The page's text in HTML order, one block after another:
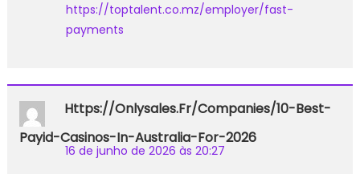
https://toptalent.co.mz/employer/fast-
payments
Https://onlysales.fr/companies/10-Best-
Payid-Casinos-In-Australia-For-2026
16 de junho de 2026 às 20:27